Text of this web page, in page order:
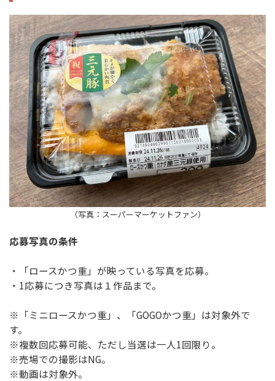
（写真：スーパーマーケットファン）
応募写真の条件
・「ロースかつ重」が映っている写真を応募。
・1応募につき写真は１作品まで。
※「ミニロースかつ重」、「GOGOかつ重」は対象外で
す。
※複数回応募可能、ただし当選は一人1回限り。
※売場での撮影はNG。
※動画は対象外。